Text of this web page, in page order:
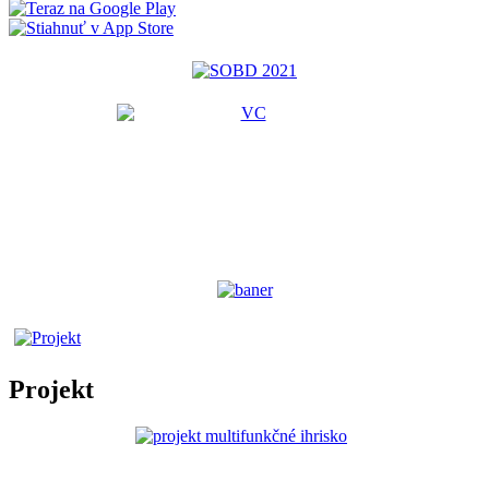
Projekt